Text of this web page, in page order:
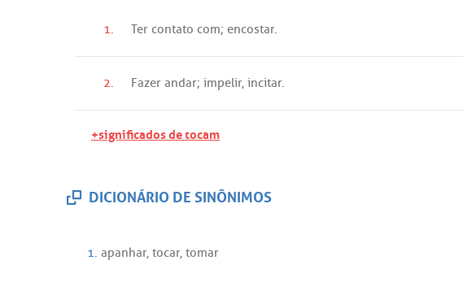
1. Ter contato com; encostar.
2. Fazer andar; impelir, incitar.
+significados de tocam
DICIONÁRIO DE SINÔNIMOS
1. apanhar, tocar, tomar